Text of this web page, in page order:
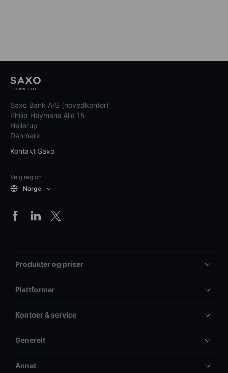
Saxo Bank A/S (hovedkontor)
Philip Heymans Alle 15
Hellerup
Danmark
Kontakt Saxo
Velg region
Norge
Produkter og priser
Plattformer
Kontoer & service
Generelt
Annet